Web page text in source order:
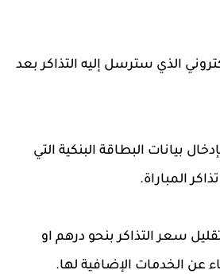
الذي سترسل إليه التذاكر بعد
بيانات البطاقة البنكية التي
المباراة.
سعر التذاكر بنحو درهم او
عن الخدمات الإضافية لها.